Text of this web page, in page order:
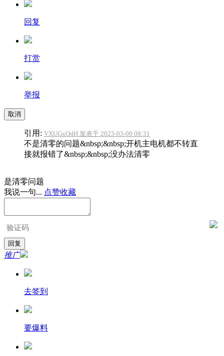
回复
打赏
举报
取消
引用: VXUGxOdH 发表于 2023-03-09 08:31
不是清零的问题&nbsp;&nbsp;开机主电机都不转直
接就报错了&nbsp;&nbsp;没办法清零
是清零问题
我说一句... 点赞收藏
推广
去签到
要爆料